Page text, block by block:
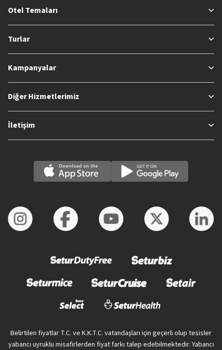
Otel Temaları
Turlar
Kampanyalar
Diğer Hizmetlerimiz
İletişim
Belirtilen fiyatlar T.C. ve K.K.T.C. vatandaşları için geçerli olup tesisler
yabancı uyruklu misafirlerden fiyat farkı talep edebilmektedir. Yabancı